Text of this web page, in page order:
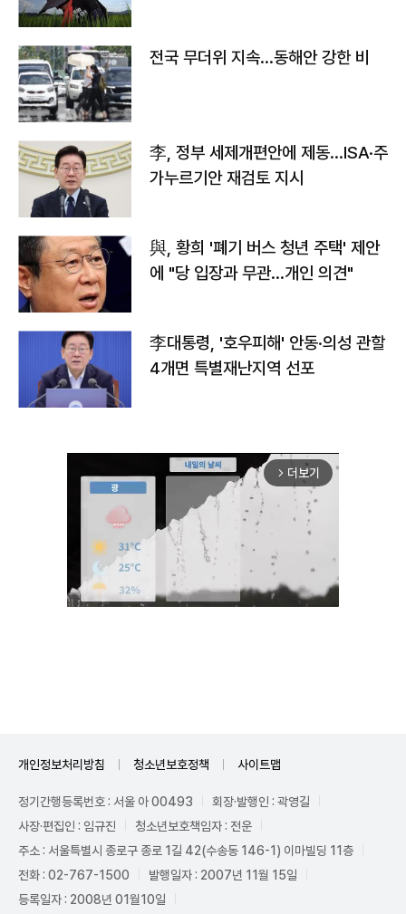
전국 무더위 지속…동해안 강한 비
李, 정부 세제개편안에 제동…ISA·주
가누르기안 재검토 지시
與, 황희 '폐기 버스 청년 주택' 제안
에 "당 입장과 무관…개인 의견"
李대통령, '호우피해' 안동·의성 관할
4개면 특별재난지역 선포
arrow_forward_ios 더보기
개인정보처리방침 청소년보호정책 사이트맵
정기간행등록번호 : 서울 아 00493
회장·발행인 : 곽영길
사장·편집인 : 임규진
청소년보호책임자 : 전운
주소 : 서울특별시 종로구 종로 1길 42(수송동 146-1) 이마빌딩 11층
전화 : 02-767-1500
발행일자 : 2007년 11월 15일
등록일자 : 2008년 01월10일